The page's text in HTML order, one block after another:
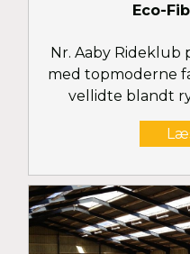
Eco-
Nr. Aaby Rideklub
med topmoderne
vellidte blandt
stævner.
Walber Supreme